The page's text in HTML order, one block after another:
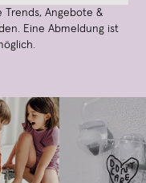
Trends, Angebote &
Eine Abmeldung ist